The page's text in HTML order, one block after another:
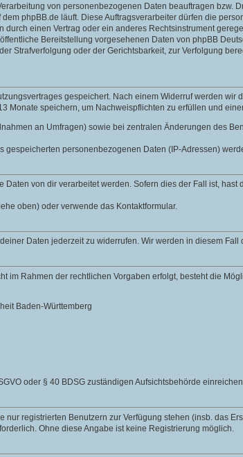
von personenbezogenen Daten beauftragen bzw.
phpBB.de läuft. Diese Auftragsverarbeiter dürfen die
einen Vertrag oder ein anderes Rechtsinstrument
Bereitstellung vorgesehenen Daten von phpBB
Strafverfolgung oder der Gerichtsbarkeit, zur Verfolgung
gespeichert. Nach einem Widerruf werden
Monate speichern, um Nachweispflichten zu erfüllen und
an Umfragen) sowie bei zentralen Änderungen des
personenbezogenen Daten (IP-Adressen)
von dir verarbeitet werden. Sofern dies der Fall ist,
oben) oder verwende das Kontaktformular.
Daten jederzeit zu widerrufen. Wir werden in diesem
im Rahmen der rechtlichen Vorgaben erfolgt, besteht die
Baden-Württemberg
oder § 40 BDSG zuständigen Aufsichtsbehörde
registrierten Benutzern zur Verfügung stehen (insb. das
Ohne diese Angabe ist keine Registrierung möglich.